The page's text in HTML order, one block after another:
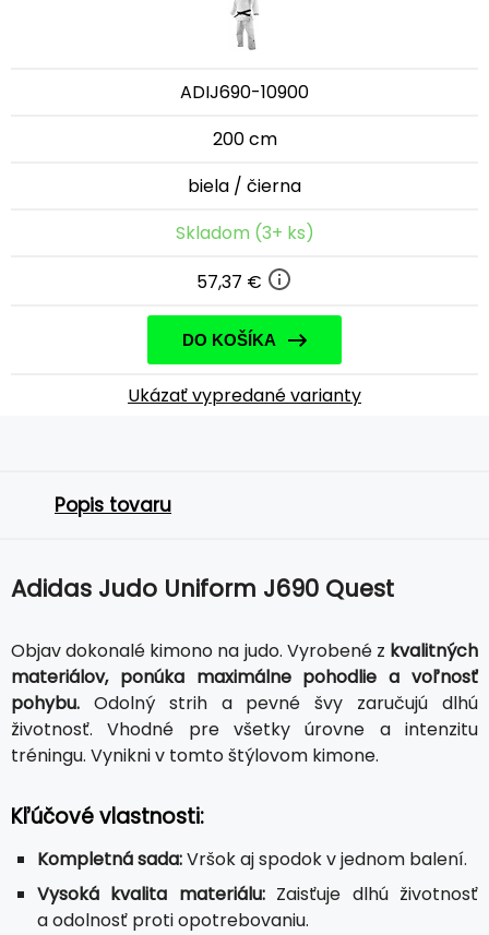
ADIJ690-10900
200 cm
biela / čierna
Skladom (3+ ks)
57,37 €
DO KOŠÍKA
Ukázať vypredané varianty
Popis tovaru
Adidas Judo Uniform J690 Quest
Objav dokonalé kimono na judo. Vyrobené z kvalitných
materiálov, ponúka maximálne pohodlie a voľnosť
pohybu. Odolný strih a pevné švy zaručujú dlhú
životnosť. Vhodné pre všetky úrovne a intenzitu
tréningu. Vynikni v tomto štýlovom kimone.
Kľúčové vlastnosti:
Kompletná sada:Vršok aj spodok v jednom balení.
Vysoká kvalita materiálu:Zaisťuje dlhú životnosť
a odolnosť proti opotrebovaniu.